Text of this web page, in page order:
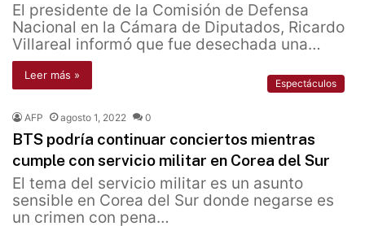
El presidente de la Comisión de Defensa
Nacional en la Cámara de Diputados, Ricardo
Villareal informó que fue desechada una…
Leer más »
Espectáculos
AFP agosto 1, 2022 0
BTS podría continuar conciertos mientras
cumple con servicio militar en Corea del Sur
El tema del servicio militar es un asunto
sensible en Corea del Sur donde negarse es
un crimen con pena…